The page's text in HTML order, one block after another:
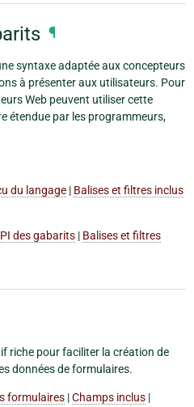
¶
syntaxe adaptée aux concepteurs
à présenter aux utilisateurs. Pour
Web peuvent utiliser cette
étendue par les programmeurs,
du langage | Balises et filtres inclus
des gabarits | Balises et filtres
riche pour faciliter la création de
données de formulaires.
formulaires |Champs inclus |